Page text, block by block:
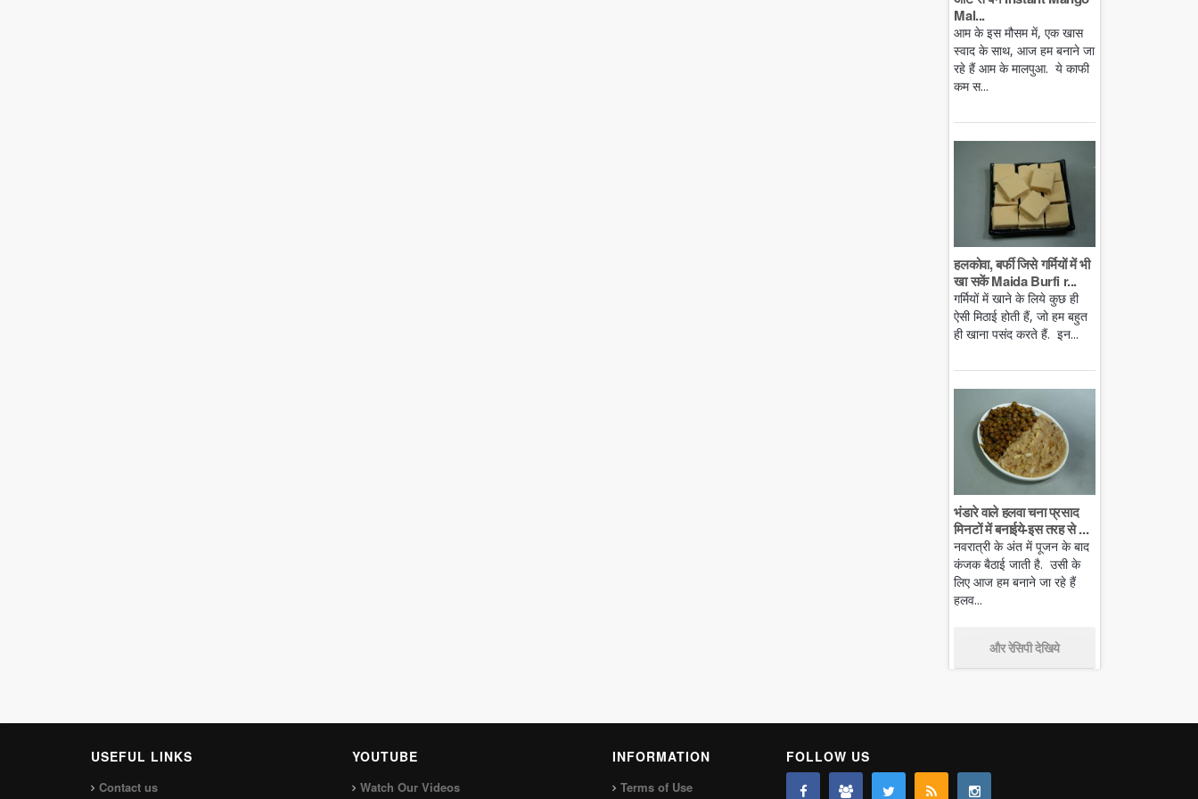
Mal...
आम के इस मौसम में, एक खास
स्वाद के साथ, आज हम बनाने जा
रहे हैं आम के मालपुआ. ये काफी
कम स...
हलकोवा, बर्फी जिसे गर्मियों में भी
खा सकें Maida Burfi r...
गर्मियों में खाने के लिये कुछ ही
ऐसी मिठाई होती हैं, जो हम बहुत
ही खाना पसंद करते हैं. इन...
भंडारे वाले हलवा चना प्रसाद
मिनटों में बनाईये-इस तरह से ...
नवरात्री के अंत में पूजन के बाद
कंजक बैठाई जाती है. उसी के
लिए आज हम बनाने जा रहे हैं
हलव...
और रेसिपी देखिये
USEFUL LINKS
Contact us
YOUTUBE
Watch Our Videos
INFORMATION
Terms of Use
FOLLOW US